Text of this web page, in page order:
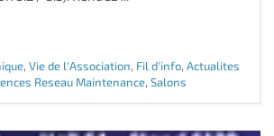
, Vie de l'Association, Fil d'info, Actualites
Reseau Maintenance, Salons